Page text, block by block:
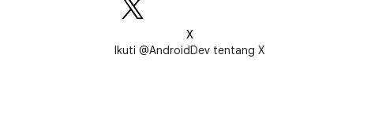
X
Ikuti @AndroidDev tentang X